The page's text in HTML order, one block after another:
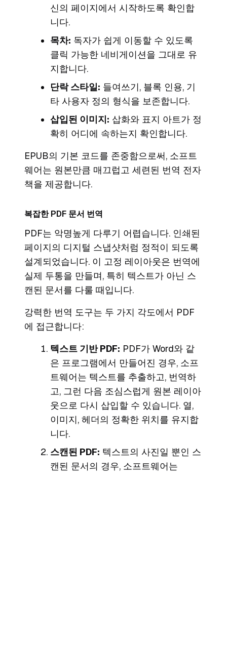
신의 페이지에서 시작하도록 확인합
니다.
목차: 독자가 쉽게 이동할 수 있도록
클릭 가능한 네비게이션을 그대로 유
지합니다.
단락 스타일: 들여쓰기, 블록 인용, 기
타 사용자 정의 형식을 보존합니다.
삽입된 이미지: 삽화와 표지 아트가 정
확히 어디에 속하는지 확인합니다.
EPUB의 기본 코드를 존중함으로써, 소프트
웨어는 원본만큼 매끄럽고 세련된 번역 전자
책을 제공합니다.
복잡한 PDF 문서 번역
PDF는 악명높게 다루기 어렵습니다. 인쇄된
페이지의 디지털 스냅샷처럼 정적이 되도록
설계되었습니다. 이 고정 레이아웃은 번역에
실제 두통을 만들며, 특히 텍스트가 아닌 스
캔된 문서를 다룰 때입니다.
강력한 번역 도구는 두 가지 각도에서 PDF
에 접근합니다:
텍스트 기반 PDF: PDF가 Word와 같
은 프로그램에서 만들어진 경우, 소프
트웨어는 텍스트를 추출하고, 번역하
고, 그런 다음 조심스럽게 원본 레이아
웃으로 다시 삽입할 수 있습니다. 열,
이미지, 헤더의 정확한 위치를 유지합
니다.
스캔된 PDF: 텍스트의 사진일 뿐인 스
캔된 문서의 경우, 소프트웨어는